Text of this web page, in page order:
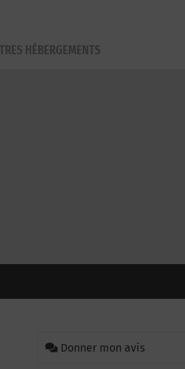
HÉBERGEMENTS
Donner mon avis